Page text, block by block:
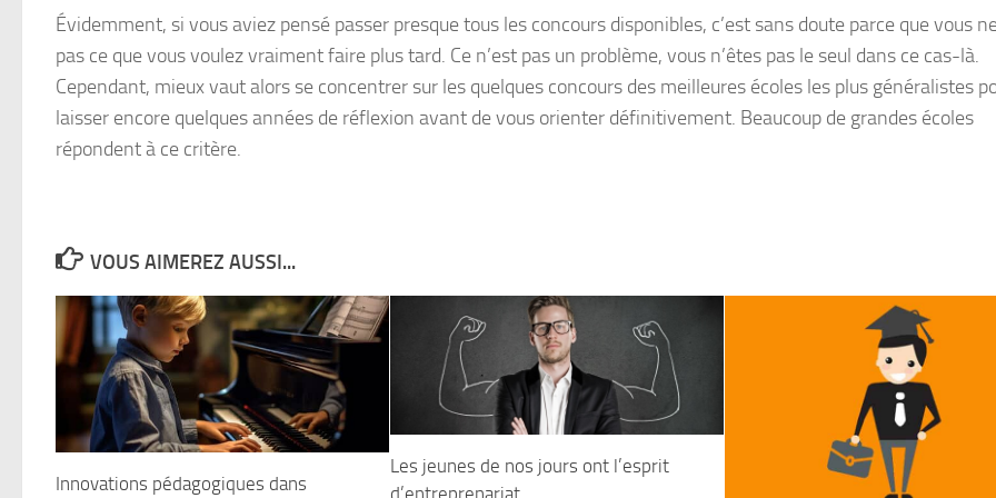
Évidemment, si vous aviez pensé passer presque tous les concours disponibles, c’est sans doute parce que vous
pas ce que vous voulez vraiment faire plus tard. Ce n’est pas un problème, vous n’êtes pas le seul dans ce cas-là.
Cependant, mieux vaut alors se concentrer sur les quelques concours des meilleures écoles les plus généralistes
laisser encore quelques années de réflexion avant de vous orienter définitivement. Beaucoup de grandes écoles
répondent à ce critère.
VOUS AIMEREZ AUSSI...
Innovations pédagogiques dans
Les jeunes de nos jours ont l’esprit